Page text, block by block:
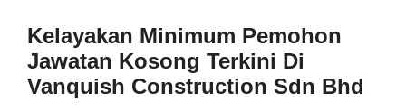
Kelayakan Minimum Pemohon
Jawatan Kosong Terkini Di
Vanquish Construction Sdn Bhd